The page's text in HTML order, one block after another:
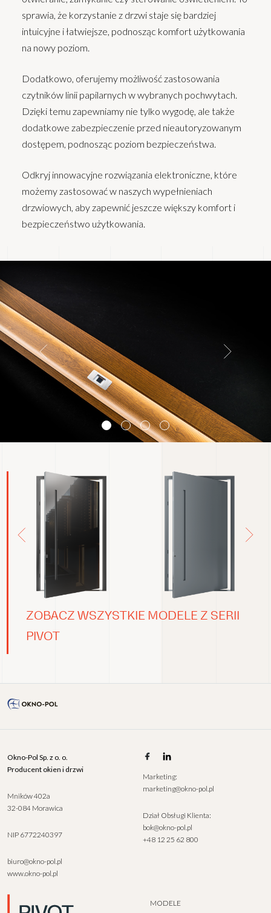
sprawia, że korzystanie z drzwi staje się bardziej
intuicyjne i łatwiejsze, podnosząc komfort użytkowania
na nowy poziom.
Dodatkowo, oferujemy możliwość zastosowania
czytników linii papilarnych w wybranych pochwytach.
Dzięki temu zapewniamy nie tylko wygodę, ale także
dodatkowe zabezpieczenie przed nieautoryzowanym
dostępem, podnosząc poziom bezpieczeństwa.
Odkryj innowacyjne rozwiązania elektroniczne, które
możemy zastosować w naszych wypełnieniach
drzwiowych, aby zapewnić jeszcze większy komfort i
bezpieczeństwo użytkowania.
ZOBACZ WSZYSTKIE MODELE Z SERII
PIVOT
Okno-Pol Sp. z o. o.
Producent okien i drzwi
Mników 402a
32-084 Morawica
NIP 6772240397
biuro@okno-pol.pl
www.okno-pol.pl
Marketing:
marketing@okno-pol.pl
Dział Obsługi Klienta:
bok@okno-pol.pl
+48 12 25 62 800
MODELE